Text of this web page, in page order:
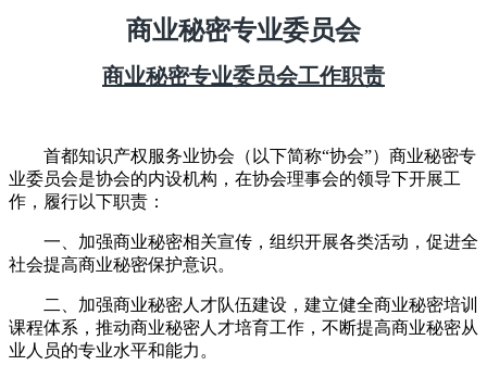
商业秘密专业委员会
商业秘密专业委员会工作职责
首都知识产权服务业协会（以下简称“协会”）商业秘密专
业委员会是协会的内设机构，在协会理事会的领导下开展工
作，履行以下职责：
一、加强商业秘密相关宣传，组织开展各类活动，促进全
社会提高商业秘密保护意识。
二、加强商业秘密人才队伍建设，建立健全商业秘密培训
课程体系，推动商业秘密人才培育工作，不断提高商业秘密从
业人员的专业水平和能力。